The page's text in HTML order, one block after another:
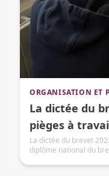
ORGANISATION ET
La dictée du
pièges à
La dictée du brevet
diplôme national du